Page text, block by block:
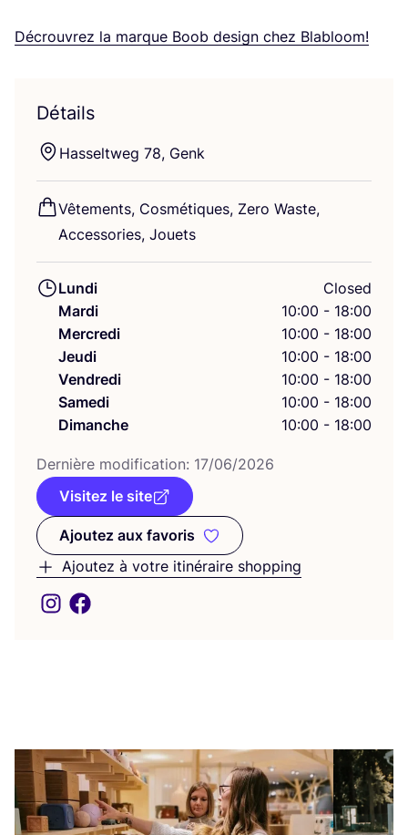
Décrou­vrez la marque Boob desi­gn chez Blabloom!
Détails
Has­selt­weg 78, Genk
Vête­ments, Cos­mé­tiques, Zero Waste,
Acces­so­ries, Jouets
Lundi
Closed
Mardi
10:00 - 18:00
Mercredi
10:00 - 18:00
Jeudi
10:00 - 18:00
Vendredi
10:00 - 18:00
Samedi
10:00 - 18:00
Dimanche
10:00 - 18:00
Der­nière modi­fi­ca­tion: 17/06/2026
Visitez le site
Ajoutez aux favoris
Ajoutez aux favoris
Ajoutez à votre itinéraire shopping